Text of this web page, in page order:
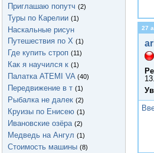
Приглашаю попутч (2)
Туры по Карелии (1)
Наскальные рисун
Путешествия по Х (1)
Где купить строп (11)
Как я научился к (1)
Палатка ATEMI VA (40)
Передвижение в т (1)
Рыбалка не далек (2)
Круизы по Енисею (1)
Ивановские озёра (2)
Медведь на Ангул (1)
Стоимость машины (8)
27